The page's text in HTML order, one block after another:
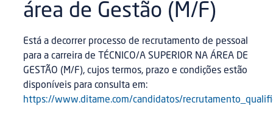
área de Gestão (M/F)
Está a decorrer processo de recrutamento de pessoal
para a carreira de TÉCNICO/A SUPERIOR NA ÁREA DE
GESTÃO (M/F), cujos termos, prazo e condições estão
disponíveis para consulta em:
https://www.ditame.com/candidatos/